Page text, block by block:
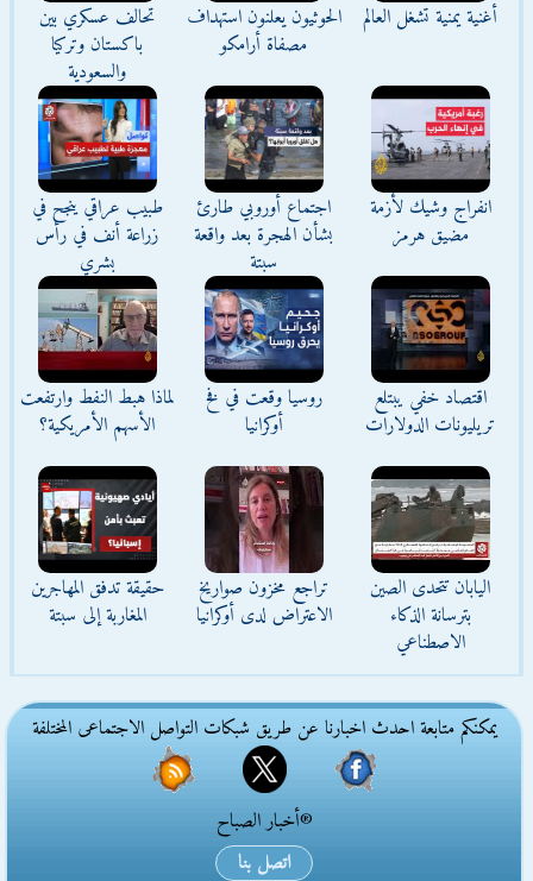
أغنية يمنية تشغل العالم
الحوثيون يعلنون استهداف
مصفاة أرامكو
تحالف عسكري بين
باكستان وتركيا
والسعودية
انفراج وشيك لأزمة
مضيق هرمز
اجتماع أوروبي طارئ
بشأن الهجرة بعد واقعة
سبتة
طبيب عراقي ينجح في
زراعة أنف في رأس
بشري
اقتصاد خفي يبتلع
تريليونات الدولارات
روسيا وقعت في فخ
أوكرانيا
لماذا هبط النفط وارتفعت
الأسهم الأمريكية؟
اليابان تتحدى الصين
بترسانة الذكاء
الاصطناعي
تراجع مخزون صواريخ
الاعتراض لدى أوكرانيا
حقيقة تدفق المهاجرين
المغاربة إلى سبتة
يمكنكم متابعة احدث اخبارنا عن طريق شبكات التواصل الاجتماعى المختلفة
®أخبار الصباح
اتصل بنا